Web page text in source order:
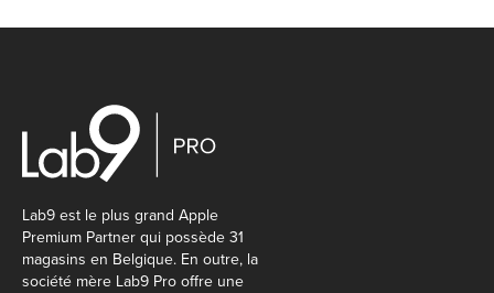
Lab9 est le plus grand Apple
Premium Partner qui possède 31
magasins en Belgique. En outre, la
société mère Lab9 Pro offre une